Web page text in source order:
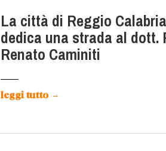
La città di Reggio Calabria
dedica una strada al dott.
Renato Caminiti
leggi tutto →